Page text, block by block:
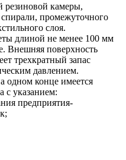
резиновой камеры,
промежуточного
слоя.
длиной не менее 100 мм
Внешняя поверхность
трехкратный запас
давлением.
одном конце имеется
с указанием:
предприятия-